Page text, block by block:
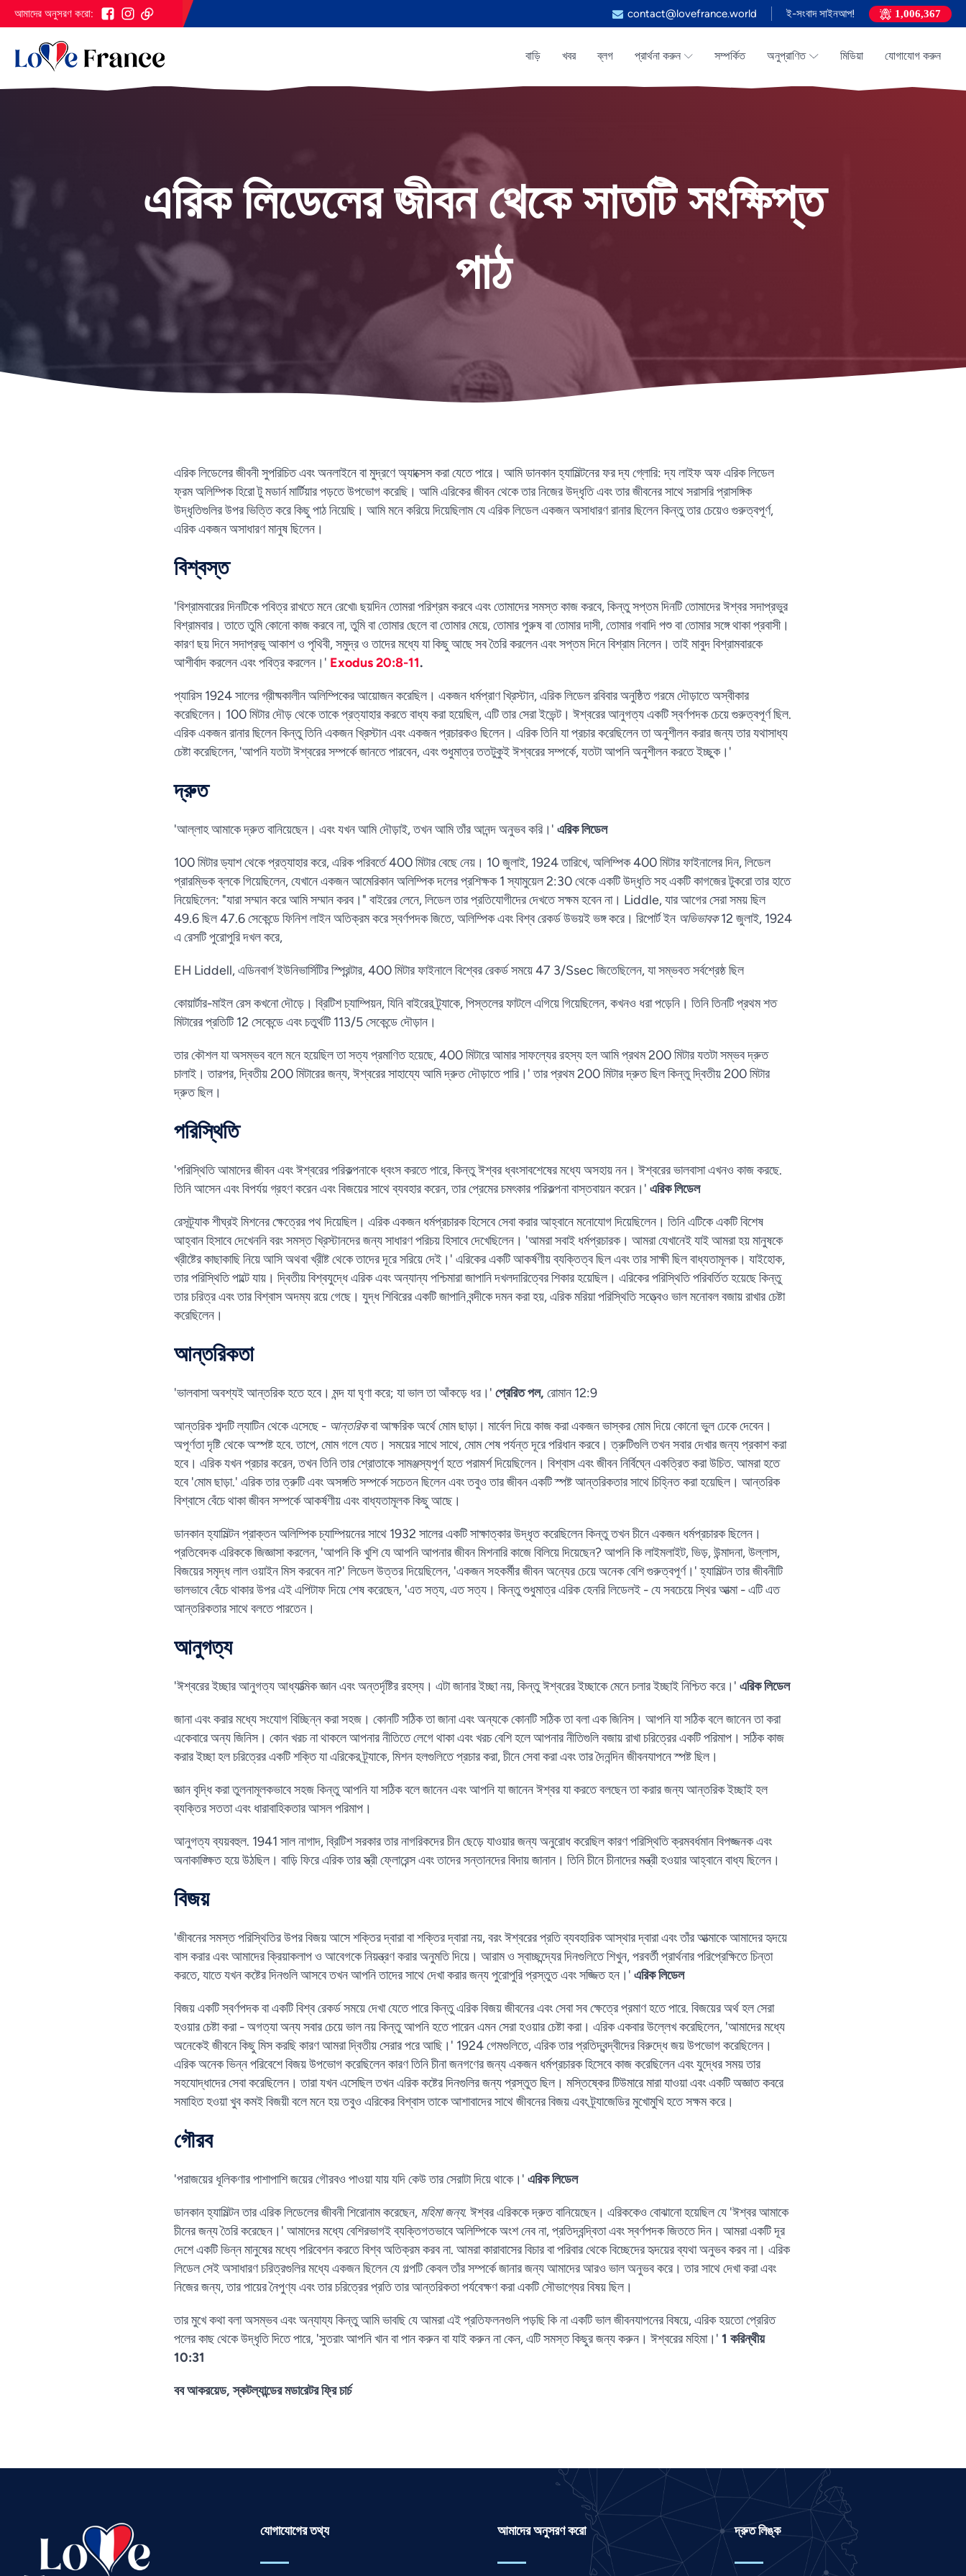
আমাদের অনুসরণ করো: contact@lovefrance.world ই-সংবাদ সাইনআপ! 1,006,367
বাড়ি খবর ব্লগ প্রার্থনা করুন সম্পর্কিত অনুপ্রাণিত মিডিয়া যোগাযোগ করুন
এরিক লিডেলের জীবন থেকে সাতটি সংক্ষিপ্ত
পাঠ
এরিক লিডেলের জীবনী সুপরিচিত এবং অনলাইনে বা মুদ্রণে অ্যাক্সেস করা যেতে পারে। আমি ডানকান হ্যামিল্টনের ফর দ্য গ্লোরি: দ্য লাইফ অফ এরিক লিডেল
ফ্রম অলিম্পিক হিরো টু মডার্ন মার্টিয়ার পড়তে উপভোগ করেছি। আমি এরিকের জীবন থেকে তার নিজের উদ্ধৃতি এবং তার জীবনের সাথে সরাসরি প্রাসঙ্গিক
উদ্ধৃতিগুলির উপর ভিত্তি করে কিছু পাঠ নিয়েছি। আমি মনে করিয়ে দিয়েছিলাম যে এরিক লিডেল একজন অসাধারণ রানার ছিলেন কিন্তু তার চেয়েও গুরুত্বপূর্ণ,
এরিক একজন অসাধারণ মানুষ ছিলেন।
বিশ্বস্ত
'বিশ্রামবারের দিনটিকে পবিত্র রাখতে মনে রেখো৷ ছয়দিন তোমরা পরিশ্রম করবে এবং তোমাদের সমস্ত কাজ করবে, কিন্তু সপ্তম দিনটি তোমাদের ঈশ্বর সদাপ্রভুর
বিশ্রামবার। তাতে তুমি কোনো কাজ করবে না, তুমি বা তোমার ছেলে বা তোমার মেয়ে, তোমার পুরুষ বা তোমার দাসী, তোমার গবাদি পশু বা তোমার সঙ্গে থাকা প্রবাসী।
কারণ ছয় দিনে সদাপ্রভু আকাশ ও পৃথিবী, সমুদ্র ও তাদের মধ্যে যা কিছু আছে সব তৈরি করলেন এবং সপ্তম দিনে বিশ্রাম নিলেন। তাই মাবুদ বিশ্রামবারকে
আশীর্বাদ করলেন এবং পবিত্র করলেন।' Exodus 20:8-11.
প্যারিস 1924 সালের গ্রীষ্মকালীন অলিম্পিকের আয়োজন করেছিল। একজন ধর্মপ্রাণ খ্রিস্টান, এরিক লিডেল রবিবার অনুষ্ঠিত গরমে দৌড়াতে অস্বীকার
করেছিলেন। 100 মিটার দৌড় থেকে তাকে প্রত্যাহার করতে বাধ্য করা হয়েছিল, এটি তার সেরা ইভেন্ট। ঈশ্বরের আনুগত্য একটি স্বর্ণপদক চেয়ে গুরুত্বপূর্ণ ছিল.
এরিক একজন রানার ছিলেন কিন্তু তিনি একজন খ্রিস্টান এবং একজন প্রচারকও ছিলেন। এরিক তিনি যা প্রচার করেছিলেন তা অনুশীলন করার জন্য তার যথাসাধ্য
চেষ্টা করেছিলেন, 'আপনি যতটা ঈশ্বরের সম্পর্কে জানতে পারবেন, এবং শুধুমাত্র ততটুকুই ঈশ্বরের সম্পর্কে, যতটা আপনি অনুশীলন করতে ইচ্ছুক।'
দ্রুত
'আল্লাহ আমাকে দ্রুত বানিয়েছেন। এবং যখন আমি দৌড়াই, তখন আমি তাঁর আনন্দ অনুভব করি।' এরিক লিডেল
100 মিটার ড্যাশ থেকে প্রত্যাহার করে, এরিক পরিবর্তে 400 মিটার বেছে নেয়। 10 জুলাই, 1924 তারিখে, অলিম্পিক 400 মিটার ফাইনালের দিন, লিডেল
প্রারম্ভিক ব্লকে গিয়েছিলেন, যেখানে একজন আমেরিকান অলিম্পিক দলের প্রশিক্ষক 1 স্যামুয়েল 2:30 থেকে একটি উদ্ধৃতি সহ একটি কাগজের টুকরো তার হাতে
নিয়েছিলেন: "যারা সম্মান করে আমি সম্মান করব।" বাইরের লেনে, লিডেল তার প্রতিযোগীদের দেখতে সক্ষম হবেন না। Liddle, যার আগের সেরা সময় ছিল
49.6 ছিল 47.6 সেকেন্ডে ফিনিশ লাইন অতিক্রম করে স্বর্ণপদক জিতে, অলিম্পিক এবং বিশ্ব রেকর্ড উভয়ই ভঙ্গ করে। রিপোর্ট ইন অভিভাবক12 জুলাই, 1924
এ রেসটি পুরোপুরি দখল করে,
EH Liddell, এডিনবার্গ ইউনিভার্সিটির স্প্রিন্টার, 400 মিটার ফাইনালে বিশ্বের রেকর্ড সময়ে 47 3/Ssec জিতেছিলেন, যা সম্ভবত সর্বশ্রেষ্ঠ ছিল
কোয়ার্টার-মাইল রেস কখনো দৌড়ে। ব্রিটিশ চ্যাম্পিয়ন, যিনি বাইরের ট্র্যাকে, পিস্তলের ফাটলে এগিয়ে গিয়েছিলেন, কখনও ধরা পড়েনি। তিনি তিনটি প্রথম শত
মিটারের প্রতিটি 12 সেকেন্ডে এবং চতুর্থটি 113/5 সেকেন্ডে দৌড়ান।
তার কৌশল যা অসম্ভব বলে মনে হয়েছিল তা সত্য প্রমাণিত হয়েছে, 400 মিটারে আমার সাফল্যের রহস্য হল আমি প্রথম 200 মিটার যতটা সম্ভব দ্রুত
চালাই। তারপর, দ্বিতীয় 200 মিটারের জন্য, ঈশ্বরের সাহায্যে আমি দ্রুত দৌড়াতে পারি।' তার প্রথম 200 মিটার দ্রুত ছিল কিন্তু দ্বিতীয় 200 মিটার
দ্রুত ছিল।
পরিস্থিতি
'পরিস্থিতি আমাদের জীবন এবং ঈশ্বরের পরিকল্পনাকে ধ্বংস করতে পারে, কিন্তু ঈশ্বর ধ্বংসাবশেষের মধ্যে অসহায় নন। ঈশ্বরের ভালবাসা এখনও কাজ করছে.
তিনি আসেন এবং বিপর্যয় গ্রহণ করেন এবং বিজয়ের সাথে ব্যবহার করেন, তার প্রেমের চমৎকার পরিকল্পনা বাস্তবায়ন করেন।' এরিক লিডেল
রেসট্র্যাক শীঘ্রই মিশনের ক্ষেত্রের পথ দিয়েছিল। এরিক একজন ধর্মপ্রচারক হিসেবে সেবা করার আহ্বানে মনোযোগ দিয়েছিলেন। তিনি এটিকে একটি বিশেষ
আহ্বান হিসাবে দেখেননি বরং সমস্ত খ্রিস্টানদের জন্য সাধারণ পরিচয় হিসাবে দেখেছিলেন। 'আমরা সবাই ধর্মপ্রচারক। আমরা যেখানেই যাই আমরা হয় মানুষকে
খ্রীষ্টের কাছাকাছি নিয়ে আসি অথবা খ্রীষ্ট থেকে তাদের দূরে সরিয়ে দেই।' এরিকের একটি আকর্ষণীয় ব্যক্তিত্ব ছিল এবং তার সাক্ষী ছিল বাধ্যতামূলক। যাইহোক,
তার পরিস্থিতি পাল্টে যায়। দ্বিতীয় বিশ্বযুদ্ধে এরিক এবং অন্যান্য পশ্চিমারা জাপানি দখলদারিত্বের শিকার হয়েছিল। এরিকের পরিস্থিতি পরিবর্তিত হয়েছে কিন্তু
তার চরিত্র এবং তার বিশ্বাস অদম্য রয়ে গেছে। যুদ্ধ শিবিরের একটি জাপানি বন্দীকে দমন করা হয়, এরিক মরিয়া পরিস্থিতি সত্ত্বেও ভাল মনোবল বজায় রাখার চেষ্টা
করেছিলেন।
আন্তরিকতা
'ভালবাসা অবশ্যই আন্তরিক হতে হবে। মন্দ যা ঘৃণা করে; যা ভাল তা আঁকড়ে ধর।' প্রেরিত পল, রোমান 12:9
আন্তরিক শব্দটি ল্যাটিন থেকে এসেছে - আন্তরিকবা আক্ষরিক অর্থে মোম ছাড়া। মার্বেল দিয়ে কাজ করা একজন ভাস্কর মোম দিয়ে কোনো ভুল ঢেকে দেবেন।
অপূর্ণতা দৃষ্টি থেকে অস্পষ্ট হবে. তাপে, মোম গলে যেত। সময়ের সাথে সাথে, মোম শেষ পর্যন্ত দূরে পরিধান করবে। ত্রুটিগুলি তখন সবার দেখার জন্য প্রকাশ করা
হবে। এরিক যখন প্রচার করেন, তখন তিনি তার শ্রোতাকে সামঞ্জস্যপূর্ণ হতে পরামর্শ দিয়েছিলেন। বিশ্বাস এবং জীবন নির্বিঘ্নে একত্রিত করা উচিত. আমরা হতে
হবে 'মোম ছাড়া.' এরিক তার ত্রুটি এবং অসঙ্গতি সম্পর্কে সচেতন ছিলেন এবং তবুও তার জীবন একটি স্পষ্ট আন্তরিকতার সাথে চিহ্নিত করা হয়েছিল। আন্তরিক
বিশ্বাসে বেঁচে থাকা জীবন সম্পর্কে আকর্ষণীয় এবং বাধ্যতামূলক কিছু আছে।
ডানকান হ্যামিল্টন প্রাক্তন অলিম্পিক চ্যাম্পিয়নের সাথে 1932 সালের একটি সাক্ষাত্কার উদ্ধৃত করেছিলেন কিন্তু তখন চীনে একজন ধর্মপ্রচারক ছিলেন।
প্রতিবেদক এরিককে জিজ্ঞাসা করলেন, 'আপনি কি খুশি যে আপনি আপনার জীবন মিশনারি কাজে বিলিয়ে দিয়েছেন? আপনি কি লাইমলাইট, ভিড়, উন্মাদনা, উল্লাস,
বিজয়ের সমৃদ্ধ লাল ওয়াইন মিস করবেন না?' লিডেল উত্তর দিয়েছিলেন, 'একজন সহকর্মীর জীবন অন্যের চেয়ে অনেক বেশি গুরুত্বপূর্ণ।' হ্যামিল্টন তার জীবনীটি
ভালভাবে বেঁচে থাকার উপর এই এপিটাফ দিয়ে শেষ করেছেন, 'এত সত্য, এত সত্য। কিন্তু শুধুমাত্র এরিক হেনরি লিডেলই - যে সবচেয়ে স্থির আত্মা - এটি এত
আন্তরিকতার সাথে বলতে পারতেন।
আনুগত্য
'ঈশ্বরের ইচ্ছার আনুগত্য আধ্যাত্মিক জ্ঞান এবং অন্তর্দৃষ্টির রহস্য। এটা জানার ইচ্ছা নয়, কিন্তু ঈশ্বরের ইচ্ছাকে মেনে চলার ইচ্ছাই নিশ্চিত করে।' এরিক লিডেল
জানা এবং করার মধ্যে সংযোগ বিচ্ছিন্ন করা সহজ। কোনটি সঠিক তা জানা এবং অন্যকে কোনটি সঠিক তা বলা এক জিনিস। আপনি যা সঠিক বলে জানেন তা করা
একেবারে অন্য জিনিস। কোন খরচ না থাকলে আপনার নীতিতে লেগে থাকা এবং খরচ বেশি হলে আপনার নীতিগুলি বজায় রাখা চরিত্রের একটি পরিমাপ। সঠিক কাজ
করার ইচ্ছা হল চরিত্রের একটি শক্তি যা এরিকের ট্র্যাকে, মিশন হলগুলিতে প্রচার করা, চীনে সেবা করা এবং তার দৈনন্দিন জীবনযাপনে স্পষ্ট ছিল।
জ্ঞান বৃদ্ধি করা তুলনামূলকভাবে সহজ কিন্তু আপনি যা সঠিক বলে জানেন এবং আপনি যা জানেন ঈশ্বর যা করতে বলছেন তা করার জন্য আন্তরিক ইচ্ছাই হল
ব্যক্তির সততা এবং ধারাবাহিকতার আসল পরিমাপ।
আনুগত্য ব্যয়বহুল. 1941 সাল নাগাদ, ব্রিটিশ সরকার তার নাগরিকদের চীন ছেড়ে যাওয়ার জন্য অনুরোধ করেছিল কারণ পরিস্থিতি ক্রমবর্ধমান বিপজ্জনক এবং
অনাকাঙ্ক্ষিত হয়ে উঠছিল। বাড়ি ফিরে এরিক তার স্ত্রী ফ্লোরেন্স এবং তাদের সন্তানদের বিদায় জানান। তিনি চীনে চীনাদের মন্ত্রী হওয়ার আহ্বানে বাধ্য ছিলেন।
বিজয়
'জীবনের সমস্ত পরিস্থিতির উপর বিজয় আসে শক্তির দ্বারা বা শক্তির দ্বারা নয়, বরং ঈশ্বরের প্রতি ব্যবহারিক আস্থার দ্বারা এবং তাঁর আত্মাকে আমাদের হৃদয়ে
বাস করার এবং আমাদের ক্রিয়াকলাপ ও আবেগকে নিয়ন্ত্রণ করার অনুমতি দিয়ে। আরাম ও স্বাচ্ছন্দ্যের দিনগুলিতে শিখুন, পরবর্তী প্রার্থনার পরিপ্রেক্ষিতে চিন্তা
করতে, যাতে যখন কষ্টের দিনগুলি আসবে তখন আপনি তাদের সাথে দেখা করার জন্য পুরোপুরি প্রস্তুত এবং সজ্জিত হন।' এরিক লিডেল
বিজয় একটি স্বর্ণপদক বা একটি বিশ্ব রেকর্ড সময়ে দেখা যেতে পারে কিন্তু এরিক বিজয় জীবনের এবং সেবা সব ক্ষেত্রে প্রমাণ হতে পারে. বিজয়ের অর্থ হল সেরা
হওয়ার চেষ্টা করা - অগত্যা অন্য সবার চেয়ে ভাল নয় কিন্তু আপনি হতে পারেন এমন সেরা হওয়ার চেষ্টা করা। এরিক একবার উল্লেখ করেছিলেন, 'আমাদের মধ্যে
অনেকেই জীবনে কিছু মিস করছি কারণ আমরা দ্বিতীয় সেরার পরে আছি।' 1924 গেমগুলিতে, এরিক তার প্রতিদ্বন্দ্বীদের বিরুদ্ধে জয় উপভোগ করেছিলেন।
এরিক অনেক ভিন্ন পরিবেশে বিজয় উপভোগ করেছিলেন কারণ তিনি চীনা জনগণের জন্য একজন ধর্মপ্রচারক হিসেবে কাজ করেছিলেন এবং যুদ্ধের সময় তার
সহযোদ্ধাদের সেবা করেছিলেন। তারা যখন এসেছিল তখন এরিক কষ্টের দিনগুলির জন্য প্রস্তুত ছিল। মস্তিষ্কের টিউমারে মারা যাওয়া এবং একটি অজ্ঞাত কবরে
সমাহিত হওয়া খুব কমই বিজয়ী বলে মনে হয় তবুও এরিকের বিশ্বাস তাকে আশাবাদের সাথে জীবনের বিজয় এবং ট্র্যাজেডির মুখোমুখি হতে সক্ষম করে।
গৌরব
'পরাজয়ের ধূলিকণার পাশাপাশি জয়ের গৌরবও পাওয়া যায় যদি কেউ তার সেরাটা দিয়ে থাকে।' এরিক লিডেল
ডানকান হ্যামিল্টন তার এরিক লিডেলের জীবনী শিরোনাম করেছেন, মহিমা জন্য. ঈশ্বর এরিককে দ্রুত বানিয়েছেন। এরিককেও বোঝানো হয়েছিল যে 'ঈশ্বর আমাকে
চীনের জন্য তৈরি করেছেন।' আমাদের মধ্যে বেশিরভাগই ব্যক্তিগতভাবে অলিম্পিকে অংশ নেব না, প্রতিদ্বন্দ্বিতা এবং স্বর্ণপদক জিততে দিন। আমরা একটি দূর
দেশে একটি ভিন্ন মানুষের মধ্যে পরিবেশন করতে বিশ্ব অতিক্রম করব না. আমরা কারাবাসের বিচার বা পরিবার থেকে বিচ্ছেদের হৃদয়ের ব্যথা অনুভব করব না। এরিক
লিডেল সেই অসাধারণ চরিত্রগুলির মধ্যে একজন ছিলেন যে গল্পটি কেবল তাঁর সম্পর্কে জানার জন্য আমাদের আরও ভাল অনুভব করে। তার সাথে দেখা করা এবং
নিজের জন্য, তার পায়ের নৈপুণ্য এবং তার চরিত্রের প্রতি তার আন্তরিকতা পর্যবেক্ষণ করা একটি সৌভাগ্যের বিষয় ছিল।
তার মুখে কথা বলা অসম্ভব এবং অন্যায্য কিন্তু আমি ভাবছি যে আমরা এই প্রতিফলনগুলি পড়ছি কি না একটি ভাল জীবনযাপনের বিষয়ে, এরিক হয়তো প্রেরিত
পলের কাছ থেকে উদ্ধৃতি দিতে পারে, 'সুতরাং আপনি খান বা পান করুন বা যাই করুন না কেন, এটি সমস্ত কিছুর জন্য করুন। ঈশ্বরের মহিমা।' 1 করিন্থীয়
10:31
বব আকরয়েড, স্কটল্যান্ডের মডারেটর ফ্রি চার্চ
যোগাযোগের তথ্য আমাদের অনুসরণ করো দ্রুত লিঙ্ক
German
Gujarati
Hindi
Indonesian